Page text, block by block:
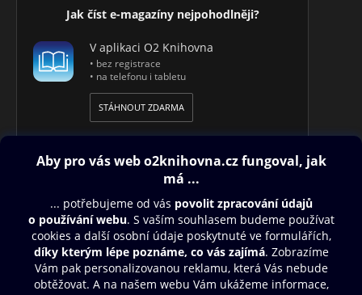
Jak číst e-magazíny nejpohodlněji?
V aplikaci O2 Knihovna
• bez registrace
• na telefonu i tabletu
STÁHNOUT ZDARMA
Obsah ke stažení
Moje O2 Knihovna
Další zábava